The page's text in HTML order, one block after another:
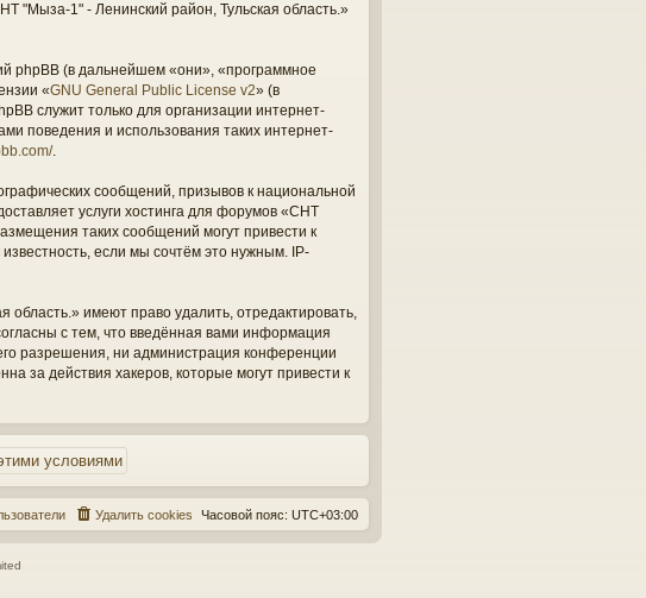
"Мыза-1" - Ленинский район, Тульская область.»
phpBB (в дальнейшем «они», «программное
«GNU General Public License v2» (в
служит только для организации интернет-
поведения и использования таких интернет-
.
сообщений, призывов к национальной
услуги хостинга для форумов «СНТ
таких сообщений могут привести к
если мы сочтём это нужным. IP-
имеют право удалить, отредактировать,
с тем, что введённая вами информация
разрешения, ни администрация конференции
за действия хакеров, которые могут привести к
Часовой пояс: UTC+03:00
Удалить cookies